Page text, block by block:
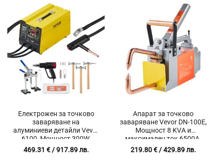
Електрожен за точково
заваряване на
алуминиеви детайли Vevor
6100, Мощност 300W,
Автоматичен и ръчен
режим
469.31 €/ 917.89 лв.
Апарат за точково
заваряване Vevor DN-100E,
Мощност 8 KVA и
максимален ток 6500A,
Дебелина до 3 мм,
Захранване 220V
219.80€/ 429.89 лв.